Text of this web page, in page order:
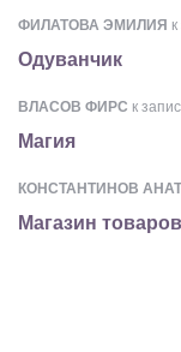
ФИЛАТОВА ЭМИЛИЯ
Одуванчик
ВЛАСОВ ФИРС к
Магия
КОНСТАНТИНОВ
Магазин